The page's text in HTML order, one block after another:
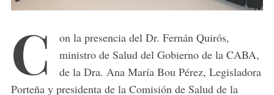
C
on la presencia del Dr. Fernán Quirós,
ministro de Salud del Gobierno de la CABA,
de la Dra. Ana María Bou Pérez, Legisladora
Porteña y presidenta de la Comisión de Salud de la